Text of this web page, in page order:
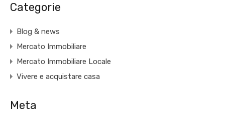
Categorie
Blog & news
Mercato Immobiliare
Mercato Immobiliare Locale
Vivere e acquistare casa
Meta